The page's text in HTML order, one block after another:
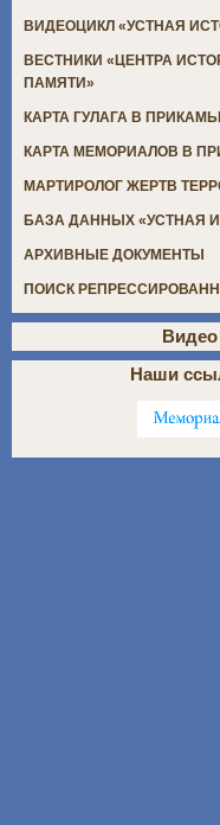
ВИДЕОЦИКЛ «УСТНАЯ
ВЕСТНИКИ «ЦЕНТРА
ПАМЯТИ»
КАРТА ГУЛАГА В
КАРТА МЕМОРИАЛОВ В
МАРТИРОЛОГ ЖЕРТВ
БАЗА ДАННЫХ «УСТНАЯ
АРХИВНЫЕ ДОКУМЕНТЫ
ПОИСК
Видео
Наши